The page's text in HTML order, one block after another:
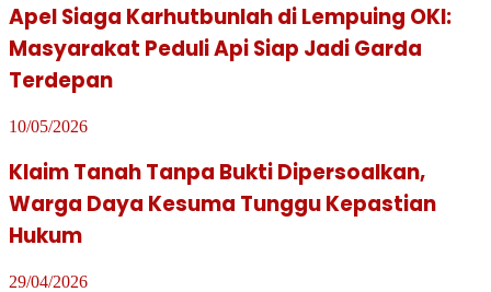
Apel Siaga Karhutbunlah di Lempuing OKI:
Masyarakat Peduli Api Siap Jadi Garda
Terdepan
10/05/2026
Klaim Tanah Tanpa Bukti Dipersoalkan,
Warga Daya Kesuma Tunggu Kepastian
Hukum
29/04/2026